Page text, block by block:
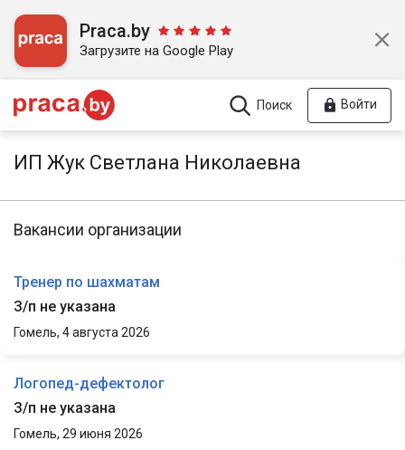
Praca.by
Загрузите на Google Play
Поиск Войти
ИП Жук Светлана Николаевна
Вакансии организации
Тренер по шахматам
З/п не указана
Гомель, 4 августа 2026
Логопед-дефектолог
З/п не указана
Гомель, 29 июня 2026